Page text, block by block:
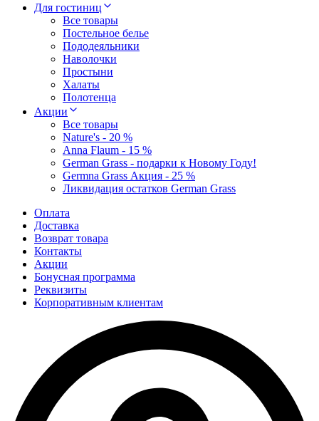
Для гостиниц
Все товары
Постельное белье
Пододеяльники
Наволочки
Простыни
Халаты
Полотенца
Акции
Все товары
Nature's - 20 %
Anna Flaum - 15 %
German Grass - подарки к Новому Году!
Germna Grass Акция - 25 %
Ликвидация остатков German Grass
Оплата
Доставка
Возврат товара
Контакты
Акции
Бонусная программа
Реквизиты
Корпоративным клиентам